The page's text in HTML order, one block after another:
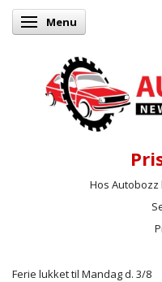
Skifte navigation
Menu
Hos Autobozz
Ferie lukket til Mandag d. 3/8